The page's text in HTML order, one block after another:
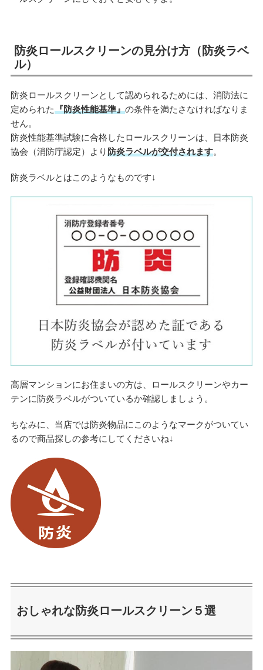
防炎ロールスクリーンの見分け方（防炎ラベ
ル）
防炎ロールスクリーンとして認められるためには、消防法に
定められた『防炎性能基準』の条件を満たさなければなりま
せん。
防炎性能基準試験に合格したロールスクリーンは、日本防炎
協会（消防庁認定）より防炎ラベルが交付されます。
防炎ラベルとはこのようなものです↓
高層マンションにお住まいの方は、ロールスクリーンやカー
テンに防炎ラベルがついているか確認しましょう。
ちなみに、当店では防炎物品にこのようなマークがついてい
るので商品探しの参考にしてくださいね↓
おしゃれな防炎ロールスクリーン５選